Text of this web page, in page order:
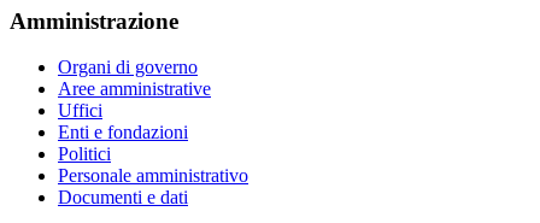
Amministrazione
Organi di governo
Aree amministrative
Uffici
Enti e fondazioni
Politici
Personale amministrativo
Documenti e dati